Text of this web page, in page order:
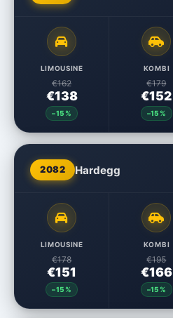
LIMOUSINE
€162
€138
–15%
KOMBI
€179
€152
–15%
2082 Hardegg
LIMOUSINE
€178
€151
–15%
KOMBI
€195
€166
–15%